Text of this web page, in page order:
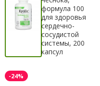
-24%